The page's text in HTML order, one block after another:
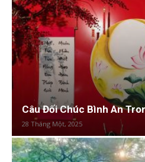
Câu Đối Chúc Bình An
28 Tháng Một, 2025